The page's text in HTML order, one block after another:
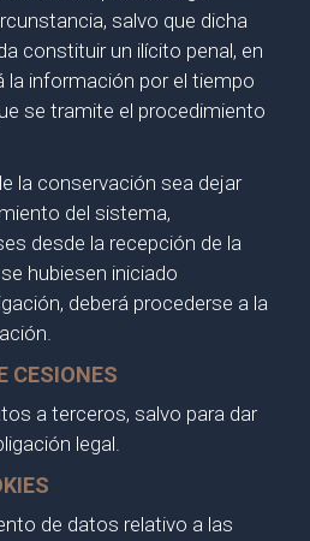
salvo que dicha
constituir un ilícito penal, en
la información por el tiempo
se tramite el procedimiento
la conservación sea dejar
del sistema,
desde la recepción de la
hubiesen iniciado
deberá procederse a la
CESIONES
a terceros, salvo para dar
legal.
de datos relativo a las